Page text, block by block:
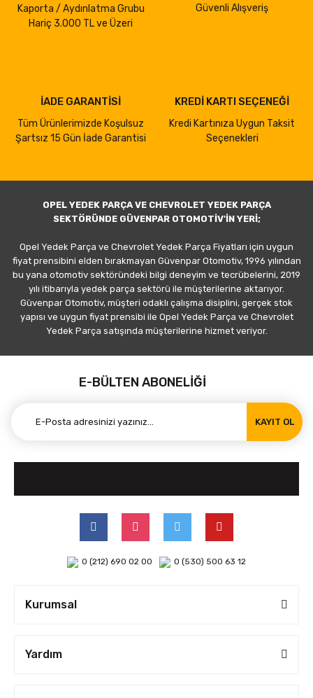
Kaporta / Aydınlatma Grubu
Hariç 3.000 TL ve Üzeri
Güvenli Alışveriş
İADE GARANTİSİ
Tüm Ürünlerimizde Koşulsuz
Şartsız 15 Gün İade Garantisi
KREDİ KARTI SEÇENEĞİ
Kredi Kartınıza Uygun Taksit
Seçenekleri
OPEL YEDEK PARÇA VE CHEVROLET YEDEK PARÇA
SEKTÖRÜNDE GÜVENPAR OTOMOTİV'İN YERİ;
Opel Yedek Parça ve Chevrolet Yedek Parça Fiyatları için uygun
fiyat prensibini elden bırakmayan Güvenpar Otomotiv, 1996 yılından
bu yana otomotiv sektöründeki bilgi deneyim ve tecrübelerini, 2019
yılı itibarıyla yedek parça sektörü ile müşterilerine aktarıyor.
Güvenpar Otomotiv, müşteri odaklı çalışma disiplini, gerçek stok
yapısı ve uygun fiyat prensibi ile Opel Yedek Parça ve Chevrolet
Yedek Parça satışında müşterilerine hizmet veriyor.
E-BÜLTEN ABONELİĞİ
KAYIT OL
0 (212) 690 02 00 0 (530) 500 63 12
Kurumsal
Yardım